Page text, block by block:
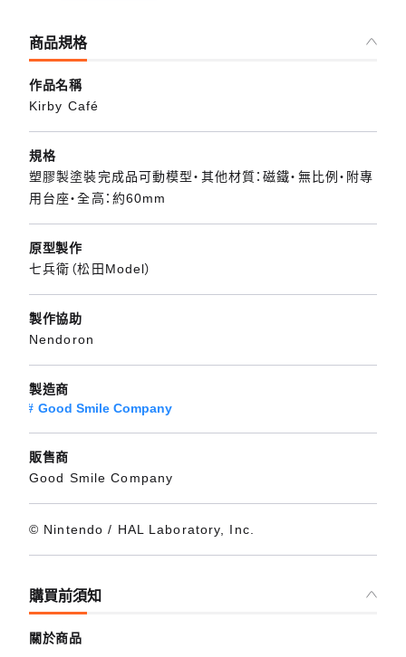
商品規格
作品名稱
Kirby Café
規格
塑膠製塗裝完成品可動模型・其他材質：磁鐵・無比例・附專
用台座・全高：約60mm
原型製作
七兵衛（松田Model）
製作協助
Nendoron
製造商
Good Smile Company
販售商
Good Smile Company
© Nintendo / HAL Laboratory, Inc.
購買前須知
關於商品